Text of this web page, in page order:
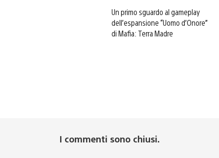
Un primo sguardo al gameplay
dell’espansione “Uomo d’Onore”
di Mafia: Terra Madre
I commenti sono chiusi.